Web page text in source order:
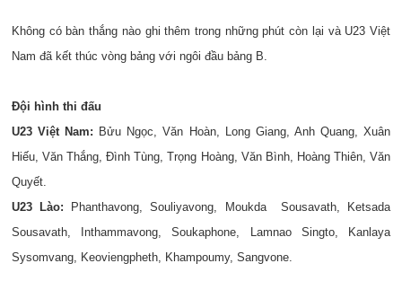
Không có bàn thắng nào ghi thêm trong những phút còn lại và U23 Việt
Nam đã kết thúc vòng bảng với ngôi đầu bảng B.
Đội hình thi đấu
U23 Việt Nam: Bửu Ngọc, Văn Hoàn, Long Giang, Anh Quang, Xuân
Hiếu, Văn Thắng, Đình Tùng, Trọng Hoàng, Văn Bình, Hoàng Thiên, Văn
Quyết.
U23 Lào: Phanthavong, Souliyavong, Moukda Sousavath, Ketsada
Sousavath, Inthammavong, Soukaphone, Lamnao Singto, Kanlaya
Sysomvang, Keoviengpheth, Khampoumy, Sangvone.